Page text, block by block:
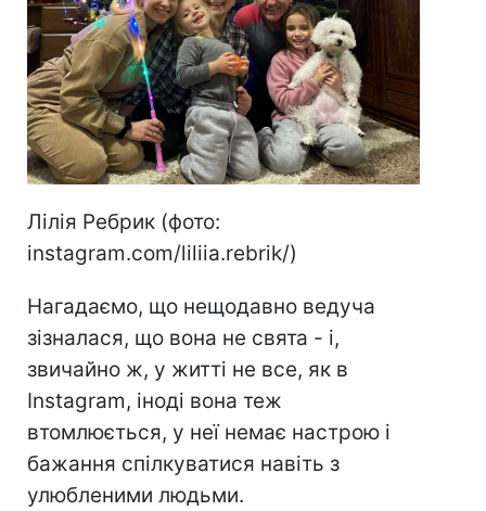
Лілія Ребрик (фото:
instagram.com/liliia.rebrik/)
Нагадаємо, що нещодавно ведуча
зізналася, що вона не свята - і,
звичайно ж, у житті не все, як в
Instagram, іноді вона теж
втомлюється, у неї немає настрою і
бажання спілкуватися навіть з
улюбленими людьми.